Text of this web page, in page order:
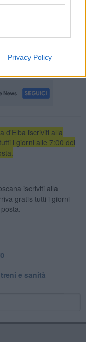
Privacy Policy
Unitaria di Base
Varese (Adl
(Usi– Cit), Unione
d'Elba iscriviti alla
i giorni alle 7:00 del
iscriviti alla
gratis tutti i giorni
e sanità